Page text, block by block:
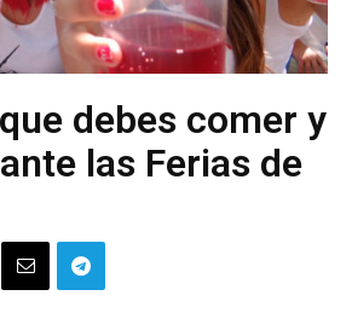
debes comer y
las Ferias de